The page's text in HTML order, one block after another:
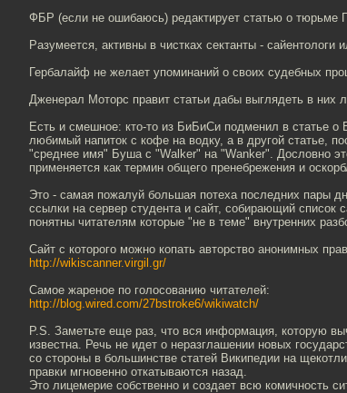
ФБР (если не ошибаюсь) редактирует статью о тюрьме
Разумеется, активны в чистках сектанты - сайентологи
Гербалайф не желает упоминаний о своих судебных
Дженерал Моторс правит статьи дабы выглядеть в них
Есть и смешное: кто-то из БиБиСи подменил в статье о
любимый напиток с кофе на водку, а в другой статье,
"среднее имя" Буша с "Walker" на "Wanker". Дословно
применяется как термин общего пренебрежения и
Это - самая пожалуй большая потеха последних пары
ссылки на сервер студента и сайт, собирающий
понятны читателям которые "не в теме" внутренних
Сайт с которого можно копать авторство анонимных
http://wikiscanner.virgil.gr/
Самое жареное по голосованию читателей:
http://blog.wired.com/27bstroke6/wikiwatch/
P.S. Заметьте еще раз, что вся информация, которую
известна. Речь не идет о неразглашении новых
со стороны в большинстве статей Википедии на
правки мгновенно откатываются назад.
Это лицемерие собственно и создает всю комичность